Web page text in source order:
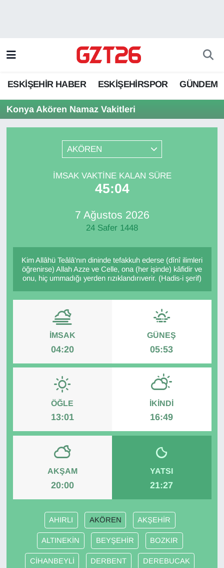
ESKİŞEHİR HABER ESKİŞEHİRSPOR GÜNDEM
Konya Akören Namaz Vakitleri
AKÖREN
İMSAK VAKTINE KALAN SÜRE
45:04
7 Ağustos 2026
24 Safer 1448
Kim Allâhü Teâlâ'nın dininde tefakkuh ederse (dînî ilimleri
öğrenirse) Allah Azze ve Celle, ona (her işinde) kâfidir ve
onu, hiç ummadığı yerden rızıklandırıverir. (Hadis-i şerif)
İMSAK
04:20
GÜNEŞ
05:53
ÖĞLE
13:01
İKINDI
16:49
AKŞAM
20:00
YATSI
21:27
AHIRLI AKÖREN AKŞEHİR
ALTINEKİN BEYŞEHİR BOZKIR
CİHANBEYLİ DERBENT DEREBUCAK
ESKİŞEHİRSPOR
GÜNDEM
SPOR
Odunpazarı Trafik Yoğunluk Haritası
Süper Lig Puan Durumu ve Fikstür
Tüm Manşetler
Son Dakika Haberleri